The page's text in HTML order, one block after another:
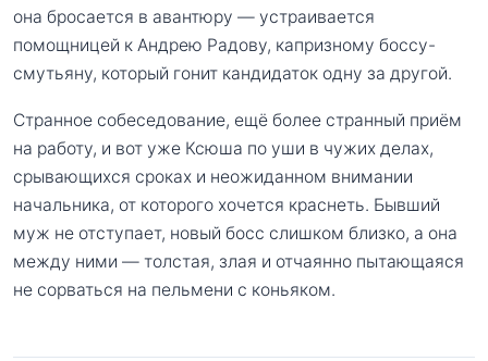
она бросается в авантюру — устраивается
помощницей к Андрею Радову, капризному боссу-
смутьяну, который гонит кандидаток одну за другой.
Странное собеседование, ещё более странный приём
на работу, и вот уже Ксюша по уши в чужих делах,
срывающихся сроках и неожиданном внимании
начальника, от которого хочется краснеть. Бывший
муж не отступает, новый босс слишком близко, а она
между ними — толстая, злая и отчаянно пытающаяся
не сорваться на пельмени с коньяком.